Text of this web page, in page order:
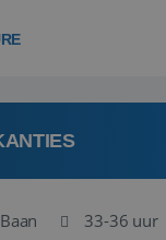
en
je door
Baan 33-36 uur